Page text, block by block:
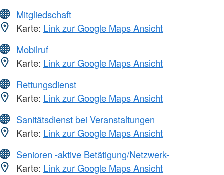
Mitgliedschaft
Karte: Link zur Google Maps Ansicht
Mobilruf
Karte: Link zur Google Maps Ansicht
Rettungsdienst
Karte: Link zur Google Maps Ansicht
Sanitätsdienst bei Veranstaltungen
Karte: Link zur Google Maps Ansicht
Senioren -aktive Betätigung/Netzwerk-
Karte: Link zur Google Maps Ansicht